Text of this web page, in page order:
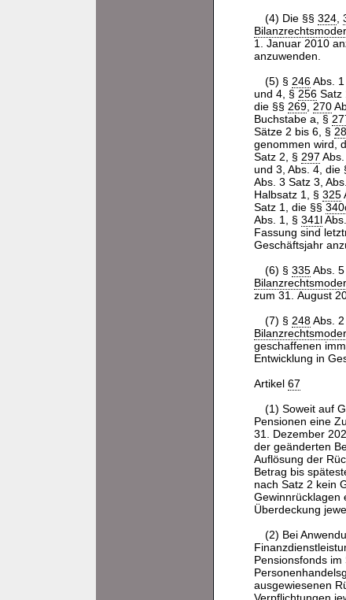
(4) Die §§ 324,
1. Januar 2010
anzuwenden.
(5) § 246Abs. 1
und 4, § 256Satz
die §§ 269, 270
Buchstabe a, §
Sätze 2 bis 6, §
genommen wird,
Satz 2, § 297
und 3, Abs. 4, die
Abs. 3 Satz 3,
Halbsatz 1, § 325
Satz 1, die §§
Abs. 1, § 341l
Fassung sind
Geschäftsjahr
(6) § 335Abs. 5
zum 31. August
(7) § 248Abs. 2
geschaffenen
Entwicklung in
Artikel 67
(1) Soweit auf
Pensionen eine
31. Dezember
der geänderten
Auflösung der
Betrag bis
nach Satz 2 kein
Gewinnrücklagen
Überdeckung
(2) Bei
Pensionsfonds im
ausgewiesenen